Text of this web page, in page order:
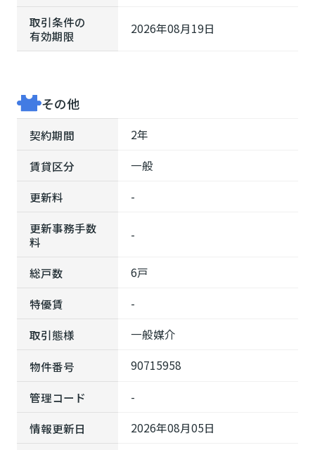
取引条件の
有効期限
2026年08月19日
その他
契約期間 2年
賃貸区分 一般
更新料 -
更新事務手数
料
-
総戸数 6戸
特優賃 -
取引態様 一般媒介
物件番号 90715958
管理コード -
情報更新日 2026年08月05日